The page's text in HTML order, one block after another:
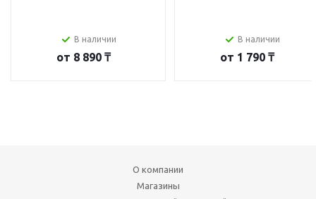
В наличии
от 8 890 ₸
В наличии
от 1 790 ₸
О компании
Магазины